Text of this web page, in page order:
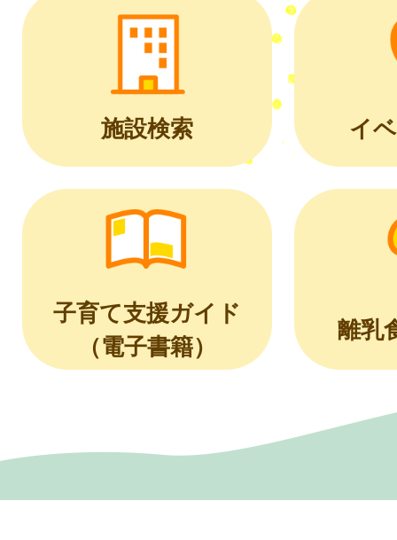
施設検索 イ
子育て支援ガイド
（電子書籍）
離乳